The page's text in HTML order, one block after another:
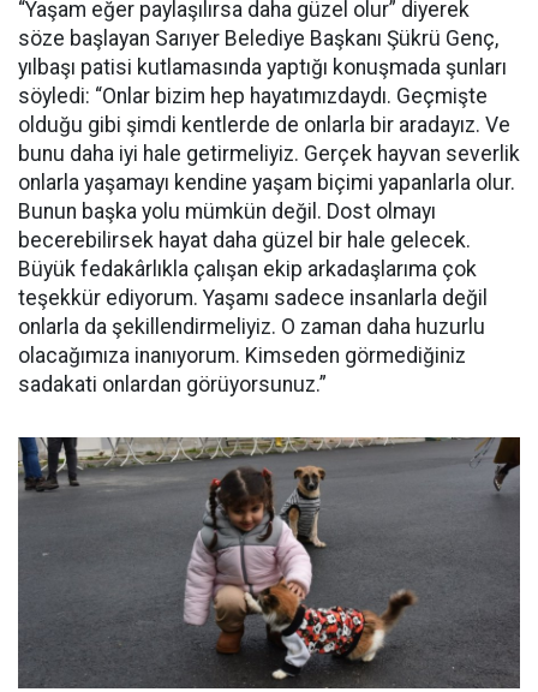
“Yaşam eğer paylaşılırsa daha güzel olur” diyerek
söze başlayan Sarıyer Belediye Başkanı Şükrü Genç,
yılbaşı patisi kutlamasında yaptığı konuşmada şunları
söyledi: “Onlar bizim hep hayatımızdaydı. Geçmişte
olduğu gibi şimdi kentlerde de onlarla bir aradayız. Ve
bunu daha iyi hale getirmeliyiz. Gerçek hayvan severlik
onlarla yaşamayı kendine yaşam biçimi yapanlarla olur.
Bunun başka yolu mümkün değil. Dost olmayı
becerebilirsek hayat daha güzel bir hale gelecek.
Büyük fedakârlıkla çalışan ekip arkadaşlarıma çok
teşekkür ediyorum. Yaşamı sadece insanlarla değil
onlarla da şekillendirmeliyiz. O zaman daha huzurlu
olacağımıza inanıyorum. Kimseden görmediğiniz
sadakati onlardan görüyorsunuz.”